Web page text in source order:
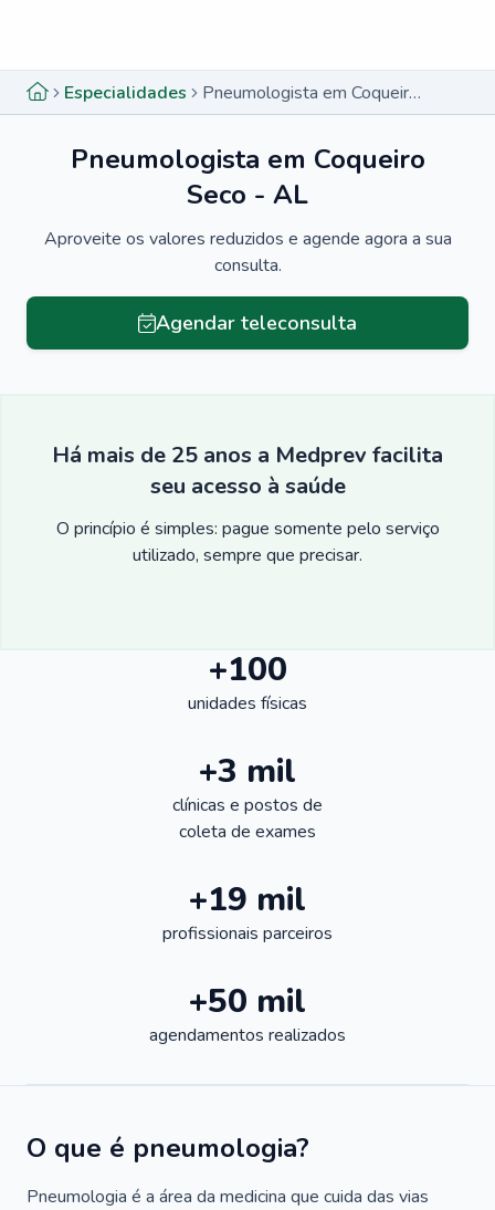
Especialidades Pneumologista em Coqueiro Seco - AL
Pneumologista em Coqueiro
Seco - AL
Aproveite os valores reduzidos e agende agora a sua
consulta.
Agendar teleconsulta
Há mais de 25 anos a Medprev facilita
seu acesso à saúde
O princípio é simples: pague somente pelo serviço
utilizado, sempre que precisar.
+100
unidades físicas
+3 mil
clínicas e postos de
coleta de exames
+19 mil
profissionais parceiros
+50 mil
agendamentos realizados
O que é pneumologia?
Pneumologia é a área da medicina que cuida das vias